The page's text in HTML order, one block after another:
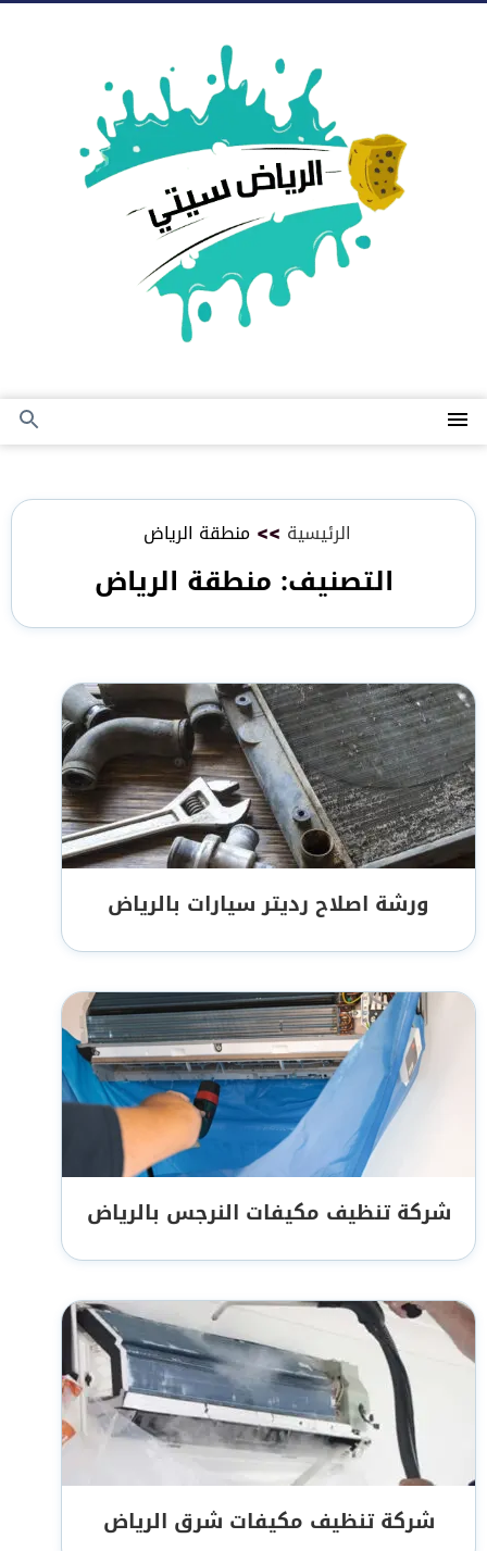
القائمة
بحث
الرئيسية >> منطقة الرياض
التصنيف: منطقة الرياض
ورشة اصلاح رديتر سيارات بالرياض
شركة تنظيف مكيفات النرجس بالرياض
شركة تنظيف مكيفات شرق الرياض